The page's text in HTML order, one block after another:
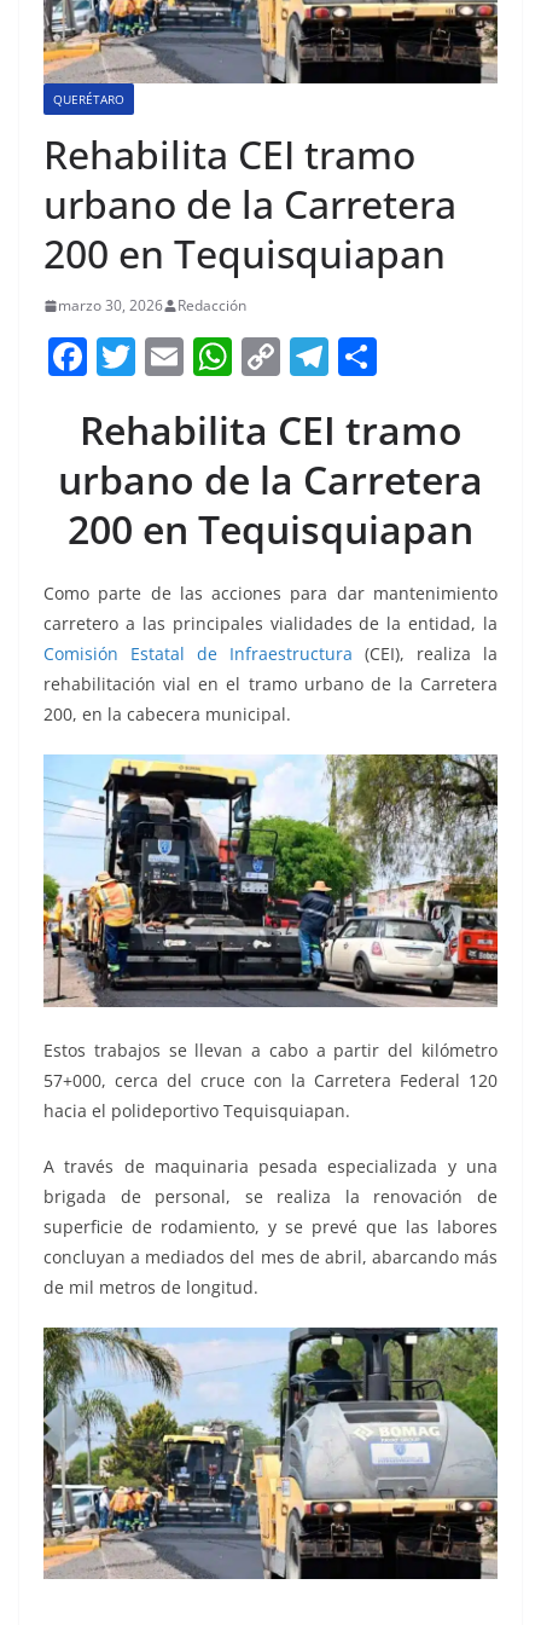
QUERÉTARO
Rehabilita CEI tramo
urbano de la Carretera
200 en Tequisquiapan
marzo 30, 2026 Redacción
F
c
e
b
o
o
k
T
itt
er
E
ai
l
W
at
s
A
p
p
C
p
y
Li
n
k
T
e
gr
a
m
ar
e
Rehabilita CEI tramo
urbano de la Carretera
200 en Tequisquiapan
Como parte de las acciones para dar mantenimiento
carretero a las principales vialidades de la entidad, la
Comisión Estatal de Infraestructura (CEI), realiza la
rehabilitación vial en el tramo urbano de la Carretera
200, en la cabecera municipal.
Estos trabajos se llevan a cabo a partir del kilómetro
57+000, cerca del cruce con la Carretera Federal 120
hacia el polideportivo Tequisquiapan.
A través de maquinaria pesada especializada y una
brigada de personal, se realiza la renovación de
superficie de rodamiento, y se prevé que las labores
concluyan a mediados del mes de abril, abarcando más
de mil metros de longitud.